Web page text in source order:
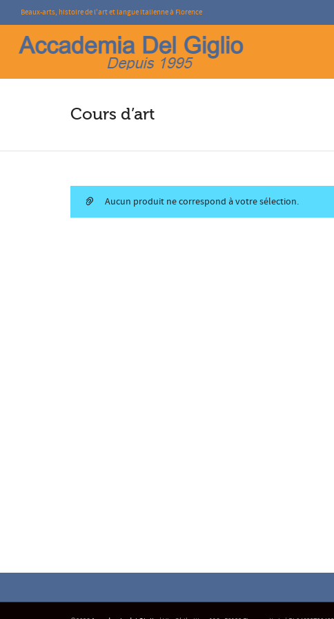
I'm looking for product in a size
Beaux-arts, histoire de l'art et langue italienne à Florence
Cours d’art
Aucun produit ne correspond à votre sélection.